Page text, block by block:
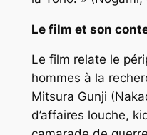
Le film et son
Le film relate le
hommes à la
Mitsura Gunji
d’affaires louche,